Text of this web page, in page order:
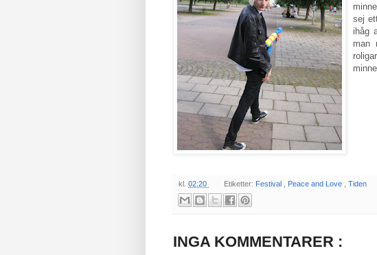
sej
ihåg
man
kl. 02:20 Etiketter: Festival Peace and Love Tiden
INGA KOMMENTARER :